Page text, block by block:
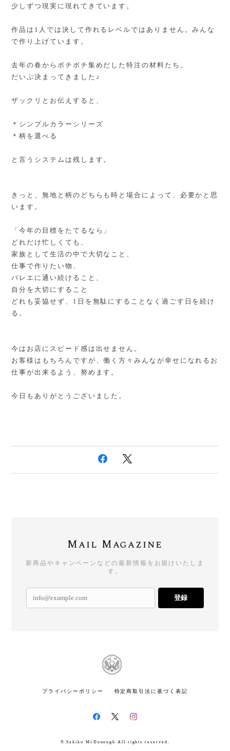
少しずつ現実に現れてきています。
作品は1人では決して作れるレベルではありません。みんな
で作り上げています。
去年の春からボチボチ集めだした特注の材料たち。
だいぶ決まってきました♪
ザックリとお伝えすると、
＊シンプルカラーシリーズ
＊柄を選べる
と言うシステムは残します。
きっと、無地と柄のどちらも時と場合によって、必要かと思
います。
「今年の目標をたてるなら」
どれだけ忙しくても、
家族として生活の中で大切なこと、
仕事で作りたい物、
バレエに通い続けること、
自分を大切にすること
どれも妥協せず、1日を無駄にすることなく過ごす日を続け
る。
今はお店にスピード感は出せません。
お客様はもちろんですが、働く方々みんなが幸せになれるお
仕事が出来るよう、努めます。
今日もありがとうございました。
Mail Magazine
新商品やキャンペーンなどの最新情報をお届けいたしま
す。
登録
プライバシーポリシー 特定商取引法に基づく表記
© Sakiko McDonough All rights reserved.